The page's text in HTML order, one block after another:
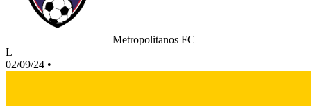
Metropolitanos FC
L
02/09/24 •